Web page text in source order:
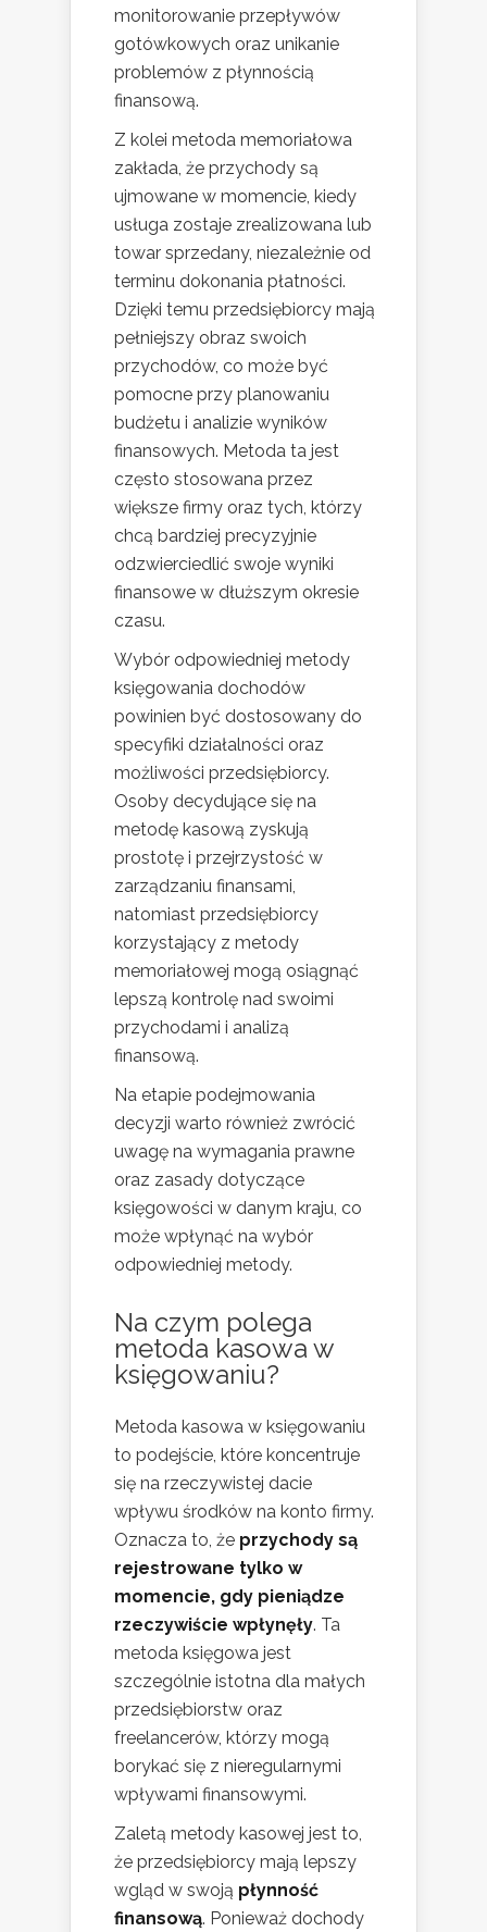
monitorowanie przepływów
gotówkowych oraz unikanie
problemów z płynnością
finansową.
Z kolei metoda memoriałowa
zakłada, że przychody są
ujmowane w momencie, kiedy
usługa zostaje zrealizowana lub
towar sprzedany, niezależnie od
terminu dokonania płatności.
Dzięki temu przedsiębiorcy mają
pełniejszy obraz swoich
przychodów, co może być
pomocne przy planowaniu
budżetu i analizie wyników
finansowych. Metoda ta jest
często stosowana przez
większe firmy oraz tych, którzy
chcą bardziej precyzyjnie
odzwierciedlić swoje wyniki
finansowe w dłuższym okresie
czasu.
Wybór odpowiedniej metody
księgowania dochodów
powinien być dostosowany do
specyfiki działalności oraz
możliwości przedsiębiorcy.
Osoby decydujące się na
metodę kasową zyskują
prostotę i przejrzystość w
zarządzaniu finansami,
natomiast przedsiębiorcy
korzystający z metody
memoriałowej mogą osiągnąć
lepszą kontrolę nad swoimi
przychodami i analizą
finansową.
Na etapie podejmowania
decyzji warto również zwrócić
uwagę na wymagania prawne
oraz zasady dotyczące
księgowości w danym kraju, co
może wpłynąć na wybór
odpowiedniej metody.
Na czym polega
metoda kasowa w
księgowaniu?
Metoda kasowa w księgowaniu
to podejście, które koncentruje
się na rzeczywistej dacie
wpływu środków na konto firmy.
Oznacza to, że przychody są
rejestrowane tylko w
momencie, gdy pieniądze
rzeczywiście wpłynęły. Ta
metoda księgowa jest
szczególnie istotna dla małych
przedsiębiorstw oraz
freelancerów, którzy mogą
borykać się z nieregularnymi
wpływami finansowymi.
Zaletą metody kasowej jest to,
że przedsiębiorcy mają lepszy
wgląd w swoją płynność
finansową. Ponieważ dochody